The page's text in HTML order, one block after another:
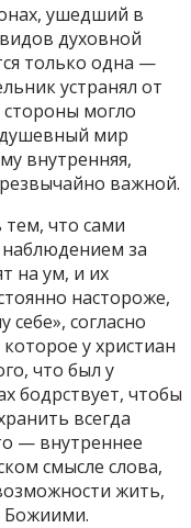
ушедший в
духовной
только одна —
устранял от
могло
душевный мир
внутренняя,
важной.
что сами
за
на ум, и их
настороже,
согласно
у христиан
что был у
бодрствует, чтобы
всегда
— внутреннее
смысле слова,
жить,
Божиими.